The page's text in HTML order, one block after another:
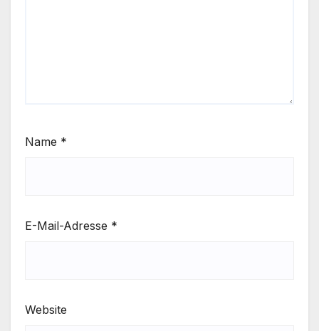
Name *
E-Mail-Adresse *
Website